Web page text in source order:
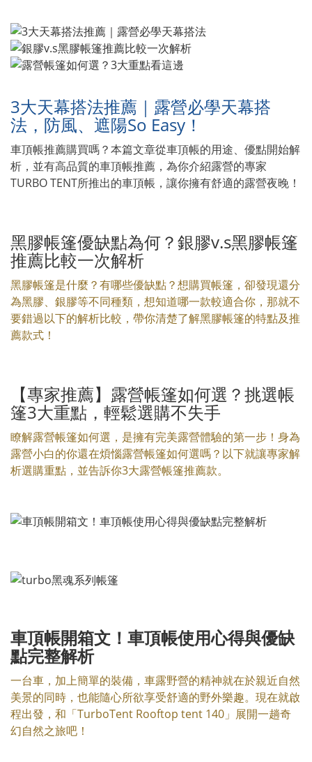
3大天幕搭法推薦｜露營必學天幕搭
法，防風、遮陽So Easy！
車頂帳推薦購買嗎？本篇文章從車頂帳的用途、優點開始解
析，並有高品質的車頂帳推薦，為你介紹露營的專家
TURBO TENT所推出的車頂帳，讓你擁有舒適的露營夜晚！
黑膠帳篷優缺點為何？銀膠v.s黑膠帳篷
推薦比較一次解析
黑膠帳篷是什麼？有哪些優缺點？想購買帳篷，卻發現還分
為黑膠、銀膠等不同種類，想知道哪一款較適合你，那就不
要錯過以下的解析比較，帶你清楚了解黑膠帳篷的特點及推
薦款式！
【專家推薦】露營帳篷如何選？挑選帳
篷3大重點，輕鬆選購不失手
瞭解露營帳篷如何選，是擁有完美露營體驗的第一步！身為
露營小白的你還在煩惱露營帳篷如何選嗎？以下就讓專家解
析選購重點，並告訴你3大露營帳篷推薦款。
車頂帳開箱文！車頂帳使用心得與優缺
點完整解析
一台車，加上簡單的裝備，車露野營的精神就在於親近自然
美景的同時，也能隨心所欲享受舒適的野外樂趣。現在就啟
程出發，和「TurboTent Rooftop tent 140」展開一趟奇
幻自然之旅吧！